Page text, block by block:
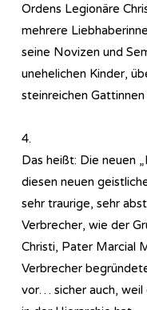
Ordens Legionäre
mehrere
seine Novizen und
unehelichen Kinder,
steinreichen Gattinnen
4.
Das heißt: Die neuen
diesen neuen
sehr traurige, sehr
Verbrecher, wie der
Christi, Pater Marcial
Verbrecher
vor… sicher auch, weil